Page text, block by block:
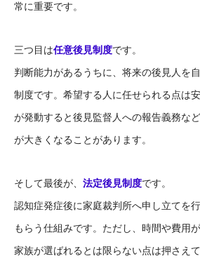
常に重要です。
三つ目は任意後見制度です。
判断能力があるうちに、将来の後見人を
制度です。希望する人に任せられる点は
が発動すると後見監督人への報告義務な
が大きくなることがあります。
そして最後が、 法定後見制度です。
認知症発症後に家庭裁判所へ申し立てを
もらう仕組みです。ただし、時間や費用
家族が選ばれるとは限らない点は押さえ